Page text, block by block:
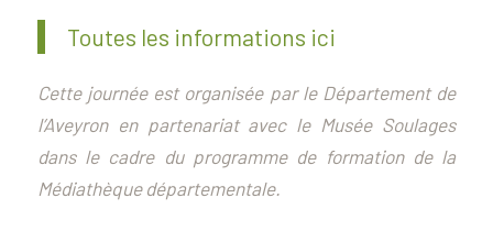
Toutes les informations ici
Cette journée est organisée par le Département de
l’Aveyron en partenariat avec le Musée Soulages
dans le cadre du programme de formation de la
Médiathèque départementale.